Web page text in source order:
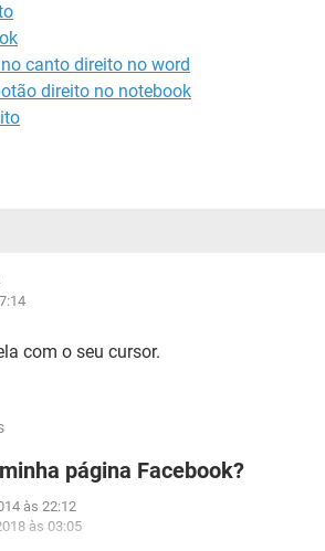
canto direito no word
direito no notebook
com o seu cursor.
página Facebook?
às 22:12
às 03:05